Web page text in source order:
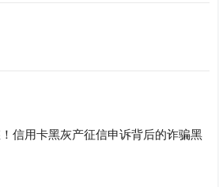
信用卡黑灰产征信申诉背后的诈骗黑